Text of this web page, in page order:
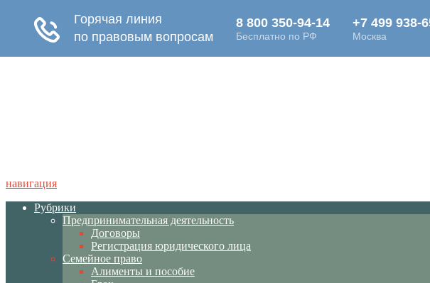
навигация
Рубрики
Предпринимательная деятельность
Договоры
Регистрация юридического лица
Семейное право
Алименты и пособие